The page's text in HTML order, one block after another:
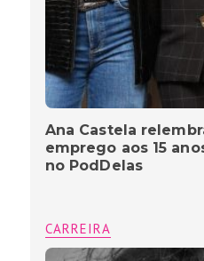
Ana Castela
emprego aos 15
no PodDelas
CARREIRA